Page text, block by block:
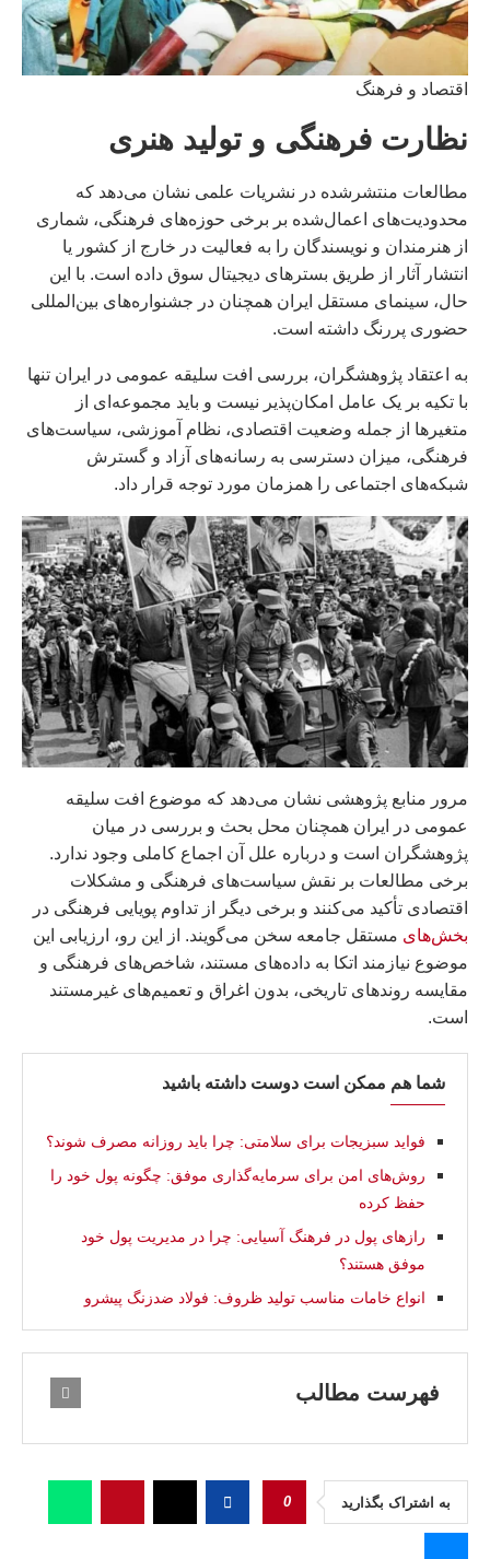
اقتصاد و فرهنگ
نظارت فرهنگی و تولید هنری
مطالعات منتشرشده در نشریات علمی نشان می‌دهد که
محدودیت‌های اعمال‌شده بر برخی حوزه‌های فرهنگی، شماری
از هنرمندان و نویسندگان را به فعالیت در خارج از کشور یا
انتشار آثار از طریق بسترهای دیجیتال سوق داده است. با این
حال، سینمای مستقل ایران همچنان در جشنواره‌های بین‌المللی
حضوری پررنگ داشته است.
به اعتقاد پژوهشگران، بررسی افت سلیقه عمومی در ایران تنها
با تکیه بر یک عامل امکان‌پذیر نیست و باید مجموعه‌ای از
متغیرها از جمله وضعیت اقتصادی، نظام آموزشی، سیاست‌های
فرهنگی، میزان دسترسی به رسانه‌های آزاد و گسترش
شبکه‌های اجتماعی را همزمان مورد توجه قرار داد.
مرور منابع پژوهشی نشان می‌دهد که موضوع افت سلیقه
عمومی در ایران همچنان محل بحث و بررسی در میان
پژوهشگران است و درباره علل آن اجماع کاملی وجود ندارد.
برخی مطالعات بر نقش سیاست‌های فرهنگی و مشکلات
اقتصادی تأکید می‌کنند و برخی دیگر از تداوم پویایی فرهنگی در
بخش‌های مستقل جامعه سخن می‌گویند. از این رو، ارزیابی این
موضوع نیازمند اتکا به داده‌های مستند، شاخص‌های فرهنگی و
مقایسه روندهای تاریخی، بدون اغراق و تعمیم‌های غیرمستند
است.
شما هم ممکن است دوست داشته باشید
فواید سبزیجات برای سلامتی: چرا باید روزانه مصرف شوند؟
روش‌های امن برای سرمایه‌گذاری موفق: چگونه پول خود را
حفظ کرده
رازهای پول در فرهنگ آسیایی: چرا در مدیریت پول خود
موفق هستند؟
انواع خامات مناسب تولید ظروف: فولاد ضدزنگ پیشرو
فهرست مطالب
به اشتراک بگذارید 0